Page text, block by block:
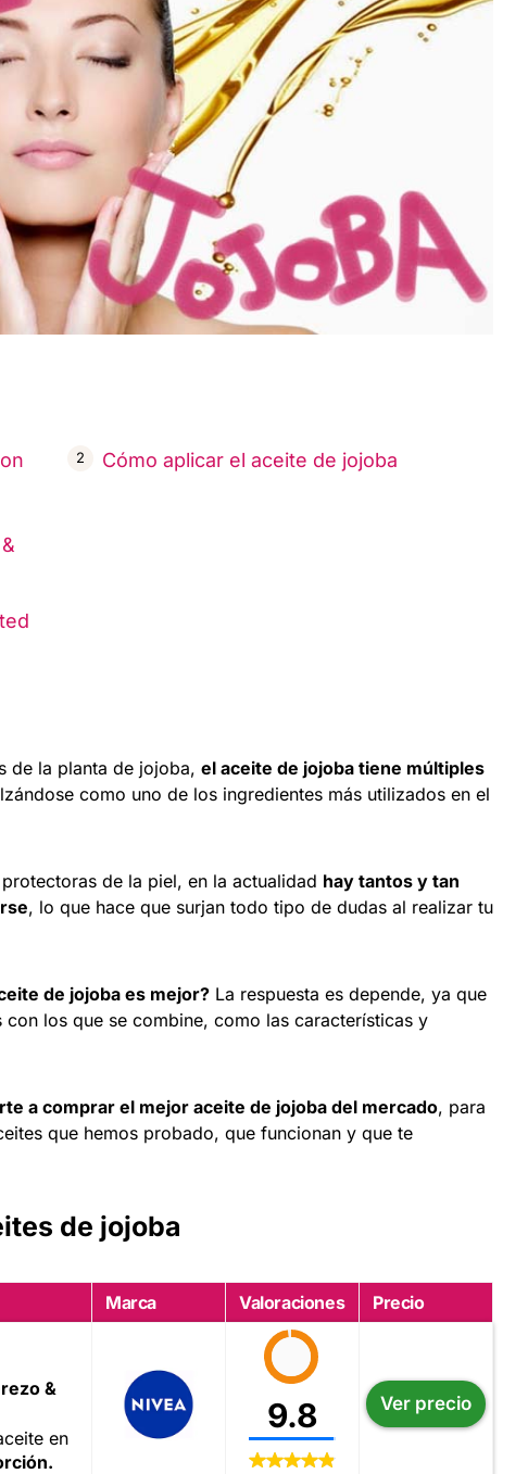
Cómo aplicar el aceite de jojoba
de la planta de jojoba, el aceite de jojoba tiene múltiples
como uno de los ingredientes más utilizados en el
de la piel, en la actualidad hay tantos y tan
, lo que hace que surjan todo tipo de dudas al realizar tu
de jojoba es mejor? La respuesta es depende, ya que
los que se combine, como las características y
a comprar el mejor aceite de jojoba del mercado, para
que hemos probado, que funcionan y que te
de jojoba
Marca Valoraciones Precio
&
en
9.8 Ver precio